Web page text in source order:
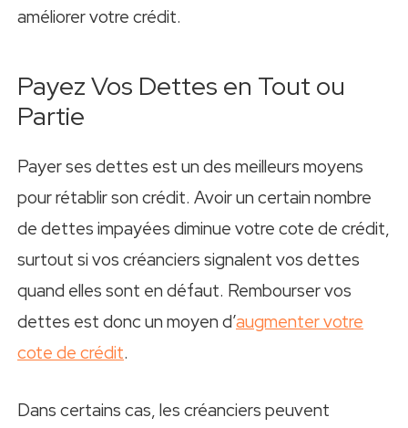
améliorer votre crédit.
Payez Vos Dettes en Tout ou
Partie
Payer ses dettes est un des meilleurs moyens
pour rétablir son crédit. Avoir un certain nombre
de dettes impayées diminue votre cote de crédit,
surtout si vos créanciers signalent vos dettes
quand elles sont en défaut. Rembourser vos
dettes est donc un moyen d’augmenter votre
cote de crédit.
Dans certains cas, les créanciers peuvent